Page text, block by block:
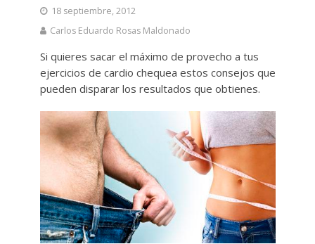
18 septiembre, 2012
Carlos Eduardo Rosas Maldonado
Si quieres sacar el máximo de provecho a tus
ejercicios de cardio chequea estos consejos que
pueden disparar los resultados que obtienes.